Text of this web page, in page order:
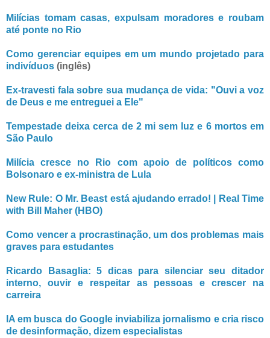
Milícias tomam casas, expulsam moradores e roubam
até ponte no Rio
Como gerenciar equipes em um mundo projetado para
indivíduos (inglês)
Ex-travesti fala sobre sua mudança de vida: "Ouvi a voz
de Deus e me entreguei a Ele"
Tempestade deixa cerca de 2 mi sem luz e 6 mortos em
São Paulo
Milícia cresce no Rio com apoio de políticos como
Bolsonaro e ex-ministra de Lula
New Rule: O Mr. Beast está ajudando errado! | Real Time
with Bill Maher (HBO)
Como vencer a procrastinação, um dos problemas mais
graves para estudantes
Ricardo Basaglia: 5 dicas para silenciar seu ditador
interno, ouvir e respeitar as pessoas e crescer na
carreira
IA em busca do Google inviabiliza jornalismo e cria risco
de desinformação, dizem especialistas